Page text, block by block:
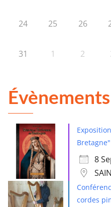
24 25 26
31 1 2
Évènements
Bretagne"
8
cordes